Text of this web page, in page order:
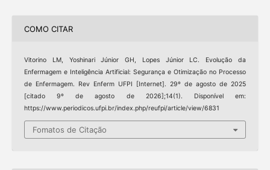
COMO CITAR
Vitorino LM, Yoshinari Júnior GH, Lopes Júnior LC. Evolução da
Enfermagem e Inteligência Artificial: Segurança e Otimização no Processo
de Enfermagem. Rev Enferm UFPI [Internet]. 29º de agosto de 2025
[citado 9º de agosto de 2026];14(1). Disponível em:
https://www.periodicos.ufpi.br/index.php/reufpi/article/view/6831
Fomatos de Citação